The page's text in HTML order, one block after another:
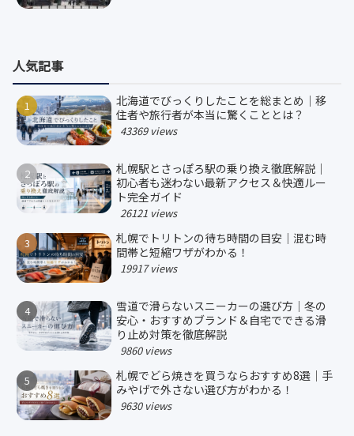
人気記事
北海道でびっくりしたことを総まとめ｜移
住者や旅行者が本当に驚くこととは？
43369 views
札幌駅とさっぽろ駅の乗り換え徹底解説｜
初心者も迷わない最新アクセス＆快適ルー
ト完全ガイド
26121 views
札幌でトリトンの待ち時間の目安｜混む時
間帯と短縮ワザがわかる！
19917 views
雪道で滑らないスニーカーの選び方｜冬の
安心・おすすめブランド＆自宅でできる滑
り止め対策を徹底解説
9860 views
札幌でどら焼きを買うならおすすめ8選｜手
みやげで外さない選び方がわかる！
9630 views